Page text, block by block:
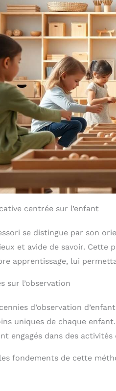
centrée sur l’enfant
se distingue par son
et avide de savoir. Cette
apprentissage, lui
sur l’observation
d’observation
uniques de chaque
engagés dans des
fondements de cette